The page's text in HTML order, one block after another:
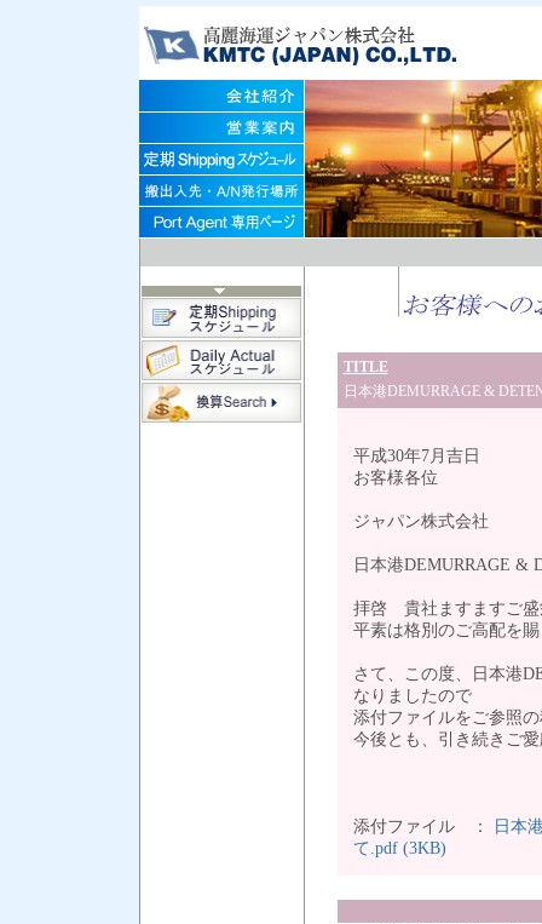
TITLE
日本港DEMURRAGE &
平成30年7月吉日
お客様各位
ジャパン株式会社
日本港DEMURRAGE &
拝啓 貴社ますますご盛
平素は格別のご高配を
さて、この度、日本港
なりましたので
添付ファイルをご参照
今後とも、引き続きご
添付ファイル ：
日本
て.pdf (3KB)